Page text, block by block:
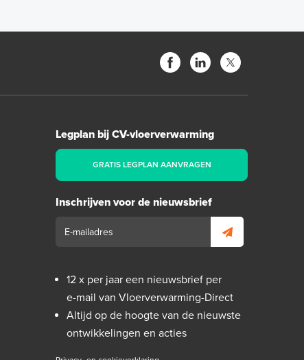
Legplan bij CV-vloerverwarming
GRATIS LEGPLAN AANVRAGEN
Inschrijven voor de nieuwsbrief
12 x per jaar een nieuwsbrief per
e-mail van Vloerverwarming-Direct
Altijd op de hoogte van de nieuwste
ontwikkelingen en acties